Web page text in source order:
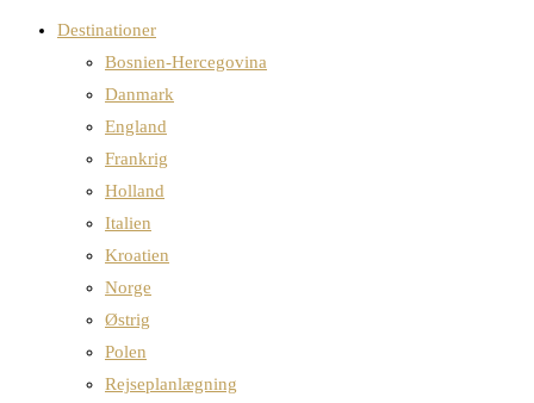
Destinationer
Bosnien-Hercegovina
Danmark
England
Frankrig
Holland
Italien
Kroatien
Norge
Østrig
Polen
Rejseplanlægning